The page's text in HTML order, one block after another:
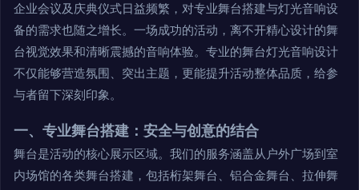
企业会议及庆典仪式日益频繁，对专业舞台搭建与灯光音响设
备的需求也随之增长。一场成功的活动，离不开精心设计的舞
台视觉效果和清晰震撼的音响体验。专业的舞台灯光音响设计
不仅能够营造氛围、突出主题，更能提升活动整体品质，给参
与者留下深刻印象。
一、专业舞台搭建：安全与创意的结合
舞台是活动的核心展示区域。我们的服务涵盖从户外广场到室
内场馆的各类舞台搭建，包括桁架舞台、铝合金舞台、拉伸舞